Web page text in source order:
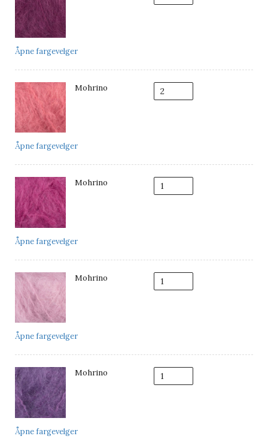
Åpne fargevelger
Mohrino
Åpne fargevelger
Mohrino
Åpne fargevelger
Mohrino
Åpne fargevelger
Mohrino
Åpne fargevelger